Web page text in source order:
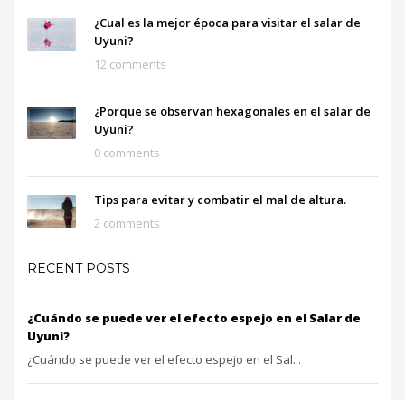
¿Cual es la mejor época para visitar el salar de
Uyuni?
12 comments
¿Porque se observan hexagonales en el salar de
Uyuni?
0 comments
Tips para evitar y combatir el mal de altura.
2 comments
RECENT POSTS
¿Cuándo se puede ver el efecto espejo en el Salar de
Uyuni?
¿Cuándo se puede ver el efecto espejo en el Sal...